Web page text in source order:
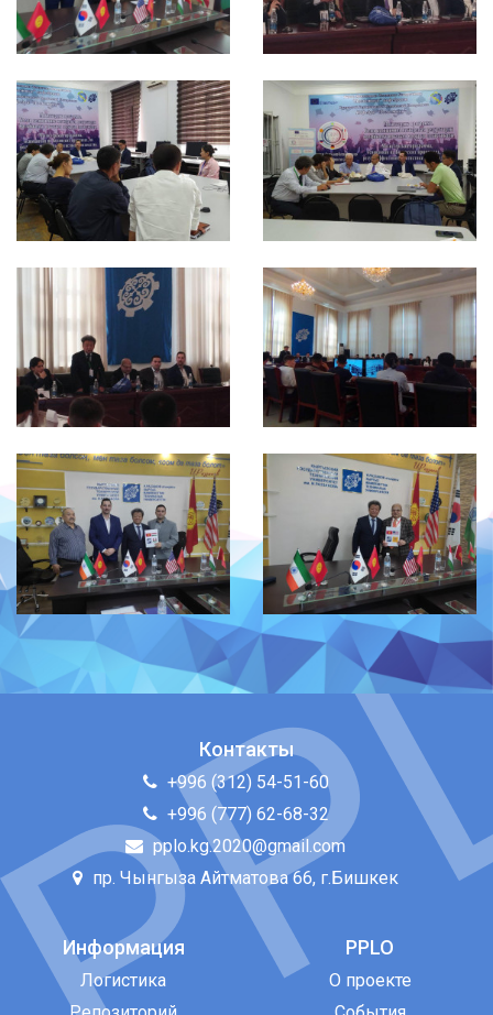
Контакты
+996 (312) 54-51-60
+996 (777) 62-68-32
pplo.kg.2020@gmail.com
пр. Чынгыза Айтматова 66, г.Бишкек
Информация
Логистика
PPLO
О проекте